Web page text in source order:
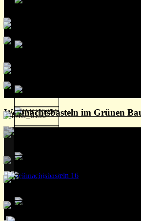
Weihnachtsbasteln im Grünen